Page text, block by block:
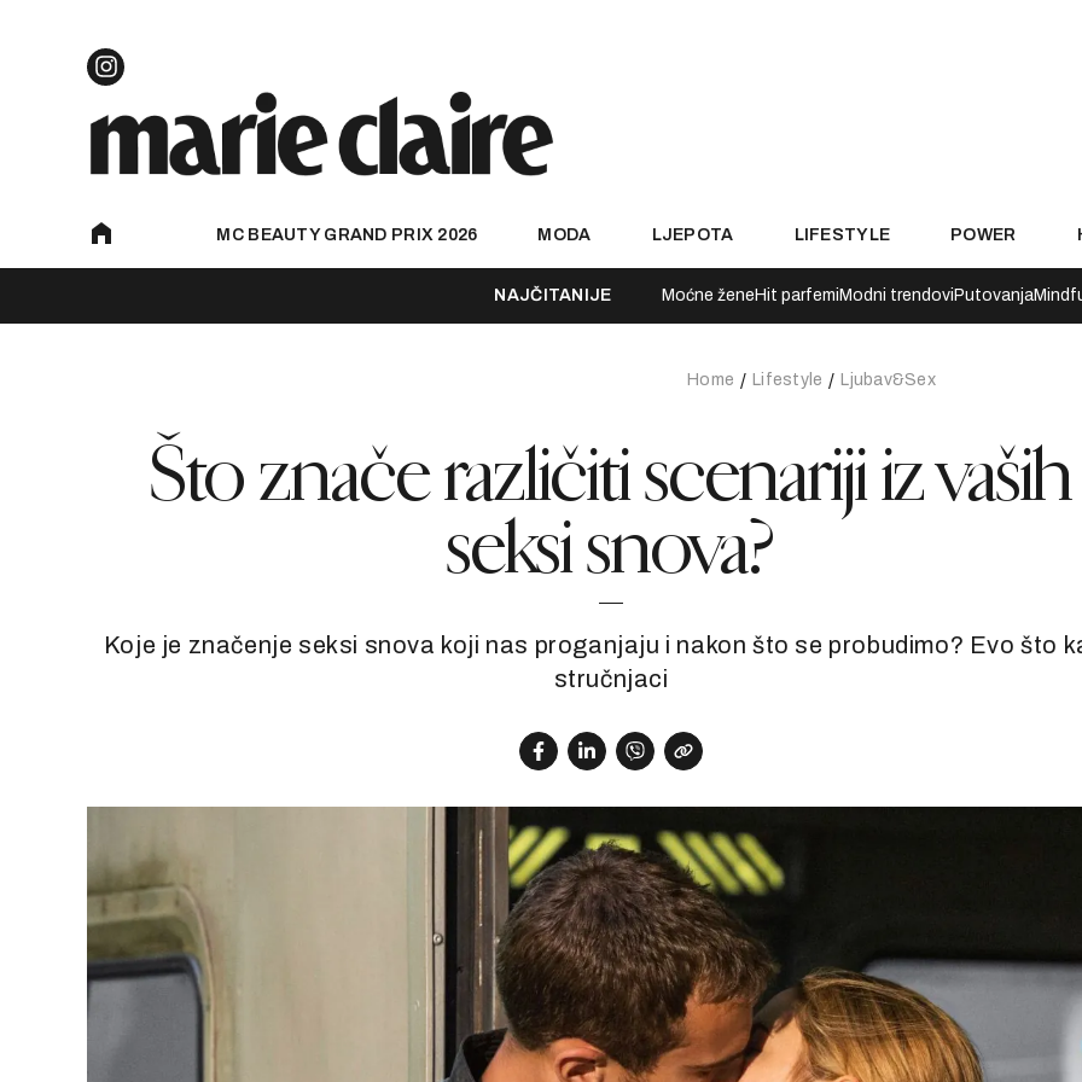
MC BEAUTY GRAND PRIX 2026 MODA LJEPOTA LIFESTYLE POWER
NAJČITANIJE Moćne žene Hit parfemi Modni trendovi Putovanja
Home Lifestyle Ljubav&Sex
Što znače različiti scenariji iz vaših
seksi snova?
Koje je značenje seksi snova koji nas proganjaju i nakon što se probudimo? Evo što
stručnjaci